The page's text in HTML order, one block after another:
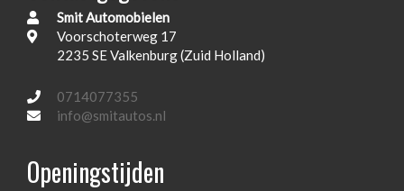
Lederen sport stuurwiel
Onderhoudsboekjes aanwezig
Radio/cd
Zij airbag(s) voor
Smit Automobielen
Voorschoterweg 17
2235 SE Valkenburg (Zuid Holland)
0714077355
info@smitautos.nl
Openingstijden